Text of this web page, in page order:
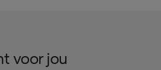
voor jou